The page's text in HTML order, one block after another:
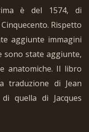
è del 1574, di
Rispetto
aggiunte immagini
state aggiunte,
anatomiche. Il libro
traduzione di Jean
quella di Jacques